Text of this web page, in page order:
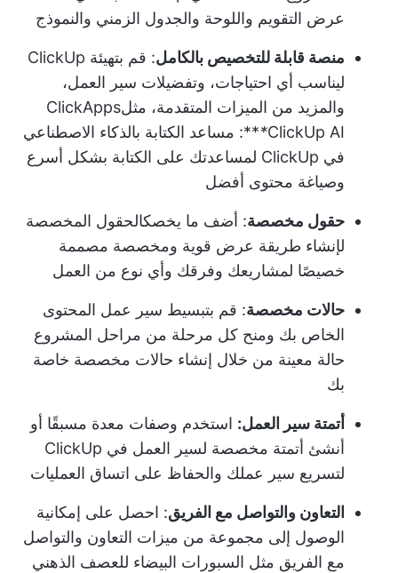
عرض التقويم واللوحة والجدول الزمني والنموذج
منصة قابلة للتخصيص بالكامل
: قم بتهيئة ClickUp
ليناسب أي احتياجات، وتفضيلات سير العمل،
والمزيد من الميزات المتقدمة، مثلClickApps
*ClickUp AI**:
مساعد الكتابة بالذكاء الاصطناعي
في ClickUp لمساعدتك على الكتابة بشكل أسرع
وصياغة محتوى أفضل
حقول مخصصة: أضف ما يخصكالحقول المخصصة
لإنشاء طريقة عرض قوية ومخصصة مصممة
خصيصًا لمشاريعك وفرقك وأي نوع من العمل
حالات مخصصة: قم بتبسيط سير عمل المحتوى
الخاص بك ومنح كل مرحلة من مراحل المشروع
حالة معينة من خلال إنشاء حالات مخصصة خاصة
بك
أتمتة سير العمل: استخدم وصفات معدة مسبقًا أو
أنشئ أتمتة مخصصة لسير العمل في ClickUp
لتسريع سير عملك والحفاظ على اتساق العمليات
التعاون والتواصل مع الفريق: احصل على إمكانية
الوصول إلى مجموعة من ميزات التعاون والتواصل
مع الفريق مثل السبورات البيضاء للعصف الذهني